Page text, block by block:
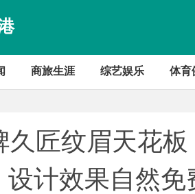
商旅生涯 综艺娱乐 体育
久匠纹眉天花
设计效果自然